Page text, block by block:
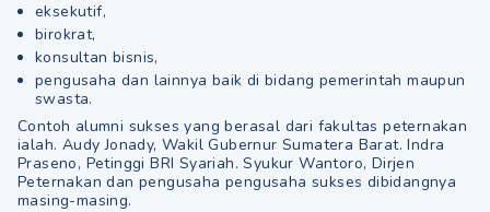
eksekutif,
birokrat,
konsultan bisnis,
pengusaha dan lainnya baik di bidang pemerintah maupun
swasta.
Contoh alumni sukses yang berasal dari fakultas peternakan
ialah. Audy Jonady, Wakil Gubernur Sumatera Barat. Indra
Praseno, Petinggi BRI Syariah. Syukur Wantoro, Dirjen
Peternakan dan pengusaha pengusaha sukses dibidangnya
masing-masing.